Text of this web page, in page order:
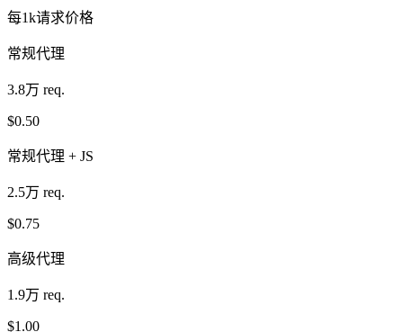
每1k请求价格
常规代理
3.8万 req.
$0.50
常规代理 + JS
2.5万 req.
$0.75
高级代理
1.9万 req.
$1.00